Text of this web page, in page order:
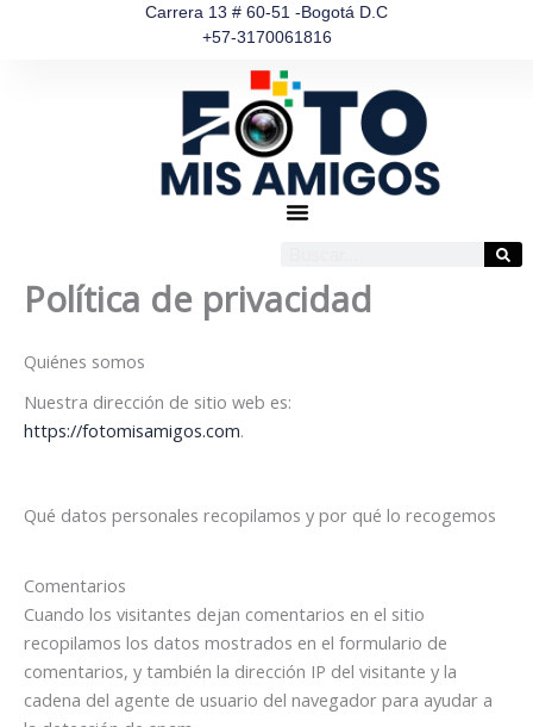
Carrera 13 # 60-51 -Bogotá D.C
+57-3170061816
Política de privacidad
Quiénes somos
Nuestra dirección de sitio web es:
https://fotomisamigos.com.
Qué datos personales recopilamos y por qué lo recogemos
Comentarios
Cuando los visitantes dejan comentarios en el sitio
recopilamos los datos mostrados en el formulario de
comentarios, y también la dirección IP del visitante y la
cadena del agente de usuario del navegador para ayudar a